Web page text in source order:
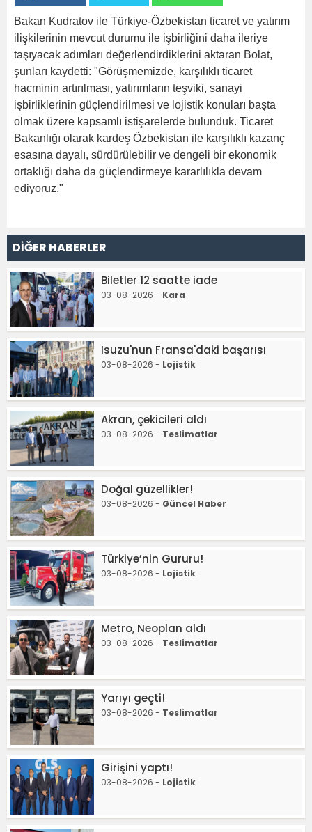
Bakan Kudratov ile Türkiye-Özbekistan ticaret ve yatırım
ilişkilerinin mevcut durumu ile işbirliğini daha ileriye
taşıyacak adımları değerlendirdiklerini aktaran Bolat,
şunları kaydetti: "Görüşmemizde, karşılıklı ticaret
hacminin artırılması, yatırımların teşviki, sanayi
işbirliklerinin güçlendirilmesi ve lojistik konuları başta
olmak üzere kapsamlı istişarelerde bulunduk. Ticaret
Bakanlığı olarak kardeş Özbekistan ile karşılıklı kazanç
esasına dayalı, sürdürülebilir ve dengeli bir ekonomik
ortaklığı daha da güçlendirmeye kararlılıkla devam
ediyoruz."
DİĞER HABERLER
Biletler 12 saatte iade
03-08-2026 - Kara
Isuzu'nun Fransa'daki başarısı
03-08-2026 - Lojistik
Akran, çekicileri aldı
03-08-2026 - Teslimatlar
Doğal güzellikler!
03-08-2026 - Güncel Haber
Türkiye’nin Gururu!
03-08-2026 - Lojistik
Metro, Neoplan aldı
03-08-2026 - Teslimatlar
Yarıyı geçti!
03-08-2026 - Teslimatlar
Girişini yaptı!
03-08-2026 - Lojistik